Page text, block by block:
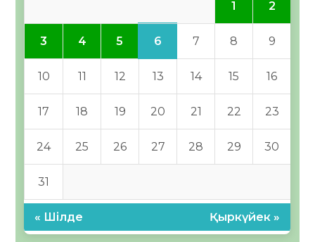
1 2
3 4 5 6 7 8 9
10 11 12 13 14 15 16
17 18 19 20 21 22 23
24 25 26 27 28 29 30
31
« Шілде Қыркүйек »